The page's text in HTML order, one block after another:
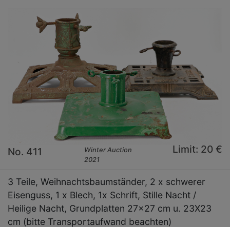
No. 411
Winter Auction
2021
Limit: 20 €
3 Teile, Weihnachtsbaumständer, 2 x schwerer
Eisenguss, 1 x Blech, 1x Schrift, Stille Nacht /
Heilige Nacht, Grundplatten 27x27 cm u. 23X23
cm (bitte Transportaufwand beachten)